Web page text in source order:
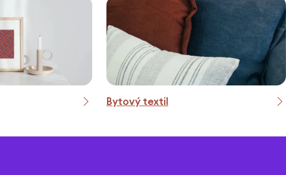
Bytový textil